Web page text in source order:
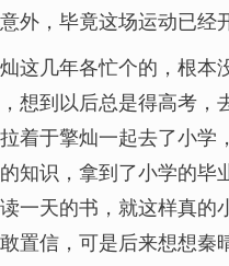
外，毕竟这场运动已经
这几年各忙个的，根本
想到以后总是得高考，
着于擎灿一起去了小学
知识，拿到了小学的毕
一天的书，就这样真的
置信，可是后来想想秦